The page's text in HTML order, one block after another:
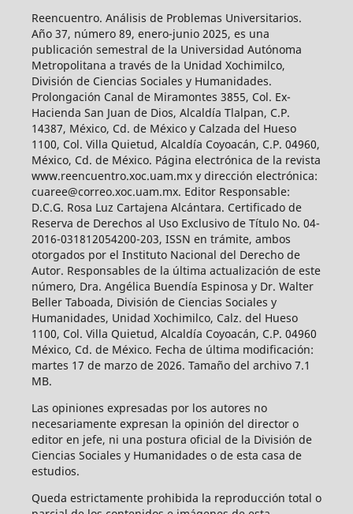
Reencuentro. Análisis de Problemas Universitarios.
Año 37, número 89, enero-junio 2025, es una
publicación semestral de la Universidad Autónoma
Metropolitana a través de la Unidad Xochimilco,
División de Ciencias Sociales y Humanidades.
Prolongación Canal de Miramontes 3855, Col. Ex-
Hacienda San Juan de Dios, Alcaldía Tlalpan, C.P.
14387, México, Cd. de México y Calzada del Hueso
1100, Col. Villa Quietud, Alcaldía Coyoacán, C.P. 04960,
México, Cd. de México. Página electrónica de la revista
www.reencuentro.xoc.uam.mx y dirección electrónica:
cuaree@correo.xoc.uam.mx. Editor Responsable:
D.C.G. Rosa Luz Cartajena Alcántara. Certificado de
Reserva de Derechos al Uso Exclusivo de Título No. 04-
2016-031812054200-203, ISSN en trámite, ambos
otorgados por el Instituto Nacional del Derecho de
Autor. Responsables de la última actualización de este
número, Dra. Angélica Buendía Espinosa y Dr. Walter
Beller Taboada, División de Ciencias Sociales y
Humanidades, Unidad Xochimilco, Calz. del Hueso
1100, Col. Villa Quietud, Alcaldía Coyoacán, C.P. 04960
México, Cd. de México. Fecha de última modificación:
martes 17 de marzo de 2026. Tamaño del archivo 7.1
MB.
Las opiniones expresadas por los autores no
necesariamente expresan la opinión del director o
editor en jefe, ni una postura oficial de la División de
Ciencias Sociales y Humanidades o de esta casa de
estudios.
Queda estrictamente prohibida la reproducción total o